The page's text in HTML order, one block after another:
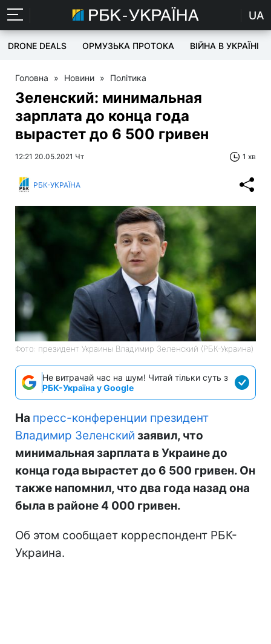
UA
DRONE DEALS ОРМУЗЬКА ПРОТОКА ВІЙНА В УКРАЇНІ
Головна » Новини » Політика
Зеленский: минимальная
зарплата до конца года
вырастет до 6 500 гривен
12:21 20.05.2021 Чт 1 хв
РБК-УКРАЇНА
Фото: президент Украины Владимир Зеленский (РБК-Украина)
Не витрачай час на шум! Читай тільки суть з
РБК-Україна у Google
На пресс-конференции президент
Владимир Зеленский заявил, что
минимальная зарплата в Украине до
конца года вырастет до 6 500 гривен. Он
также напомнил, что два года назад она
была в районе 4 000 гривен.
Об этом сообщает корреспондент РБК-
Украина.